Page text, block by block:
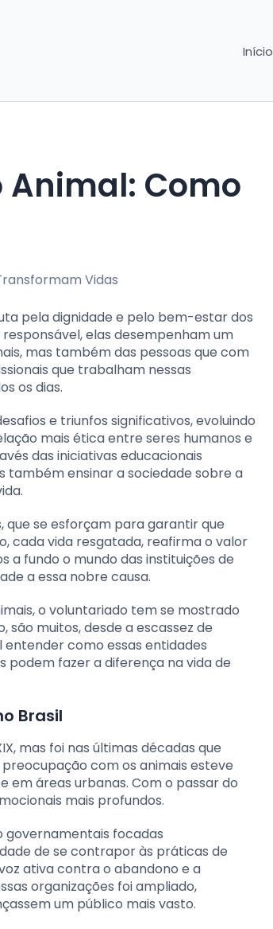
Início
Animal: Como
pela dignidade e pelo bem-estar dos
elas desempenham um
mas também das pessoas que com
que trabalham nessas
os dias.
e triunfos significativos, evoluindo
mais ética entre seres humanos e
das iniciativas educacionais
também ensinar a sociedade sobre a
que se esforçam para garantir que
cada vida resgatada, reafirma o valor
a fundo o mundo das instituições de
a essa nobre causa.
o voluntariado tem se mostrado
muitos, desde a escassez de
entender como essas entidades
podem fazer a diferença na vida de
Brasil
mas foi nas últimas décadas que
com os animais esteve
áreas urbanas. Com o passar do
mais profundos.
governamentais focadas
de se contrapor às práticas de
ativa contra o abandono e a
organizações foi ampliado,
um público mais vasto.